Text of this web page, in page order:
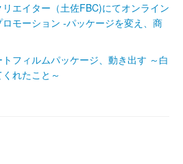
エイター（土佐FBC)にてオンライン
モーション ‐パッケージを変え、商
フィルムパッケージ、動き出す ～白
れたこと～